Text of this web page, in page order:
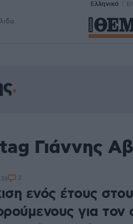
Ελληνικά
Γιάννης
ενός έτους
για
2